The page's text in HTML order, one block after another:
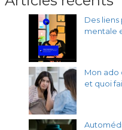
Des liens
mentale
Mon ado
et quoi